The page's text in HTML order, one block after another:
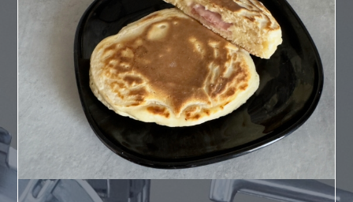
Pancake salati con prosciutto cotto e formaggio